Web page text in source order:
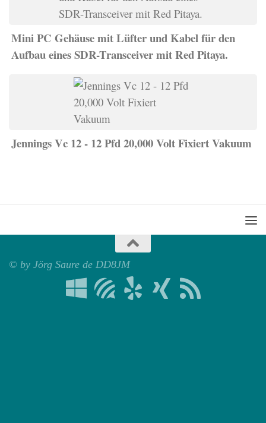
Mini PC Gehäuse mit Lüfter und Kabel für den
Aufbau eines SDR-Transceiver mit Red Pitaya.
Jennings Vc 12 - 12 Pfd 20,000 Volt Fixiert Vakuum
© by Jörg Saure de DD8JM